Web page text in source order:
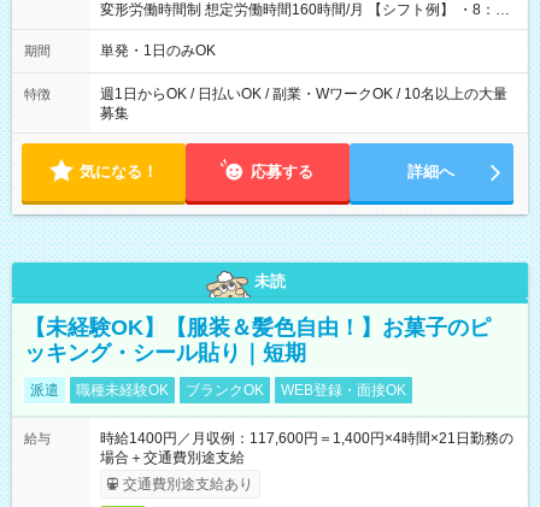
変形労働時間制 想定労働時間160時間/月 【シフト例】 ・8：00
～21：00
期間 単発・1日のみOK
特徴
週1日からOK / 日払いOK / 副業・WワークOK / 10名以上の大量
募集
気になる！ 応募する 詳細へ
未読
【未経験OK】【服装＆髪色自由！】お菓子のピ
ッキング・シール貼り｜短期
派遣 職種未経験OK ブランクOK WEB登録・面接OK
給与
時給1400円／月収例：117,600円＝1,400円×4時間×21日勤務の
場合＋交通費別途支給
交通費別途支給あり